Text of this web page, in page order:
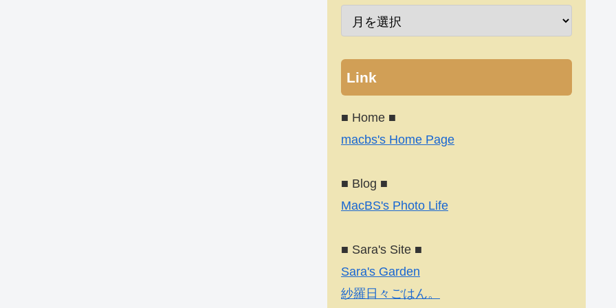
Link
■ Home ■
macbs's Home Page
■ Blog ■
MacBS's Photo Life
■ Sara's Site ■
Sara's Garden
紗羅日々ごはん。